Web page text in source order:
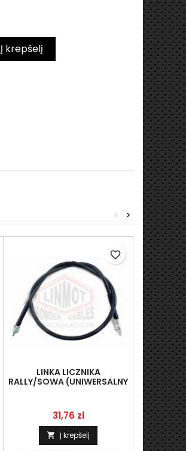
Į krepšelį
>
<
LINKA LICZNIKA
RALLY/SOWA (UNIWERSALNY
Kaina
31,76 zl
 Į krepšelį
favorite_border
LINKA
